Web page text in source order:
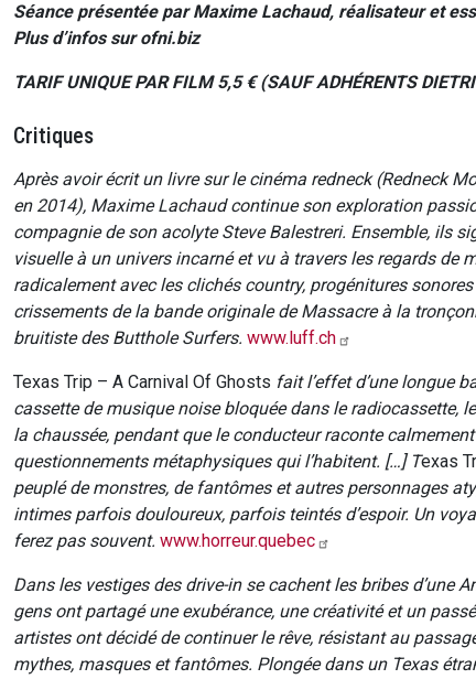
Séance présentée par Maxime Lachaud, réalisateur et
Plus d’infos sur ofni.biz
TARIF UNIQUE PAR FILM 5,5 € (SAUF ADHÉRENTS
Critiques
Après avoir écrit un livre sur le cinéma redneck (Redneck
en 2014), Maxime Lachaud continue son exploration
compagnie de son acolyte Steve Balestreri. Ensemble, ils
visuelle à un univers incarné et vu à travers les regards de
radicalement avec les clichés country, progénitures sonores
crissements de la bande originale de Massacre à la
bruitiste des Butthole Surfers. www.luff.ch
Texas Trip – A Carnival Of Ghosts fait l’effet d’une longue
cassette de musique noise bloquée dans le radiocassette,
la chaussée, pendant que le conducteur raconte
questionnements métaphysiques qui l’habitent. […] Texas
peuplé de monstres, de fantômes et autres personnages
intimes parfois douloureux, parfois teintés d’espoir. Un
ferez pas souvent. www.horreur.quebec
Dans les vestiges des drive-in se cachent les bribes d’une
gens ont partagé une exubérance, une créativité et un
artistes ont décidé de continuer le rêve, résistant au
mythes, masques et fantômes. Plongée dans un Texas